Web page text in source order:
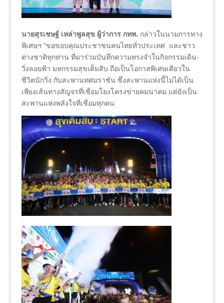
นายสุรเชษฐ์ เหล่าพูลสุข ผู้ว่าการ กทพ. กล่าวในนามการทาง
พิเศษฯ “ขอขอบคุณประชาชนคนไทยทั่วประเทศ และชาว
ต่างชาติทุกท่าน ที่มาร่วมบันทึกความทรงจำในกิจกรรมเดิน-
วิ่งลอยฟ้า มหกรรมสุขเต็มสิบ ถือเป็นโอกาสพิเศษเดียวใน
ชีวิตนักวิ่ง กับสะพานทศมราชัน ซึ่งสะพานแห่งนี้ไม่ได้เป็น
เพียงเส้นทางสัญจรที่เชื่อมโยงโครงข่ายคมนาคม แต่ยังเป็น
สะพานแห่งพลังใจที่เชื่อมทุกคน